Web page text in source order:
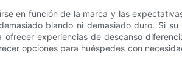
en función de la marca y las
blando ni demasiado duro. Si
experiencias de descanso
opciones para huéspedes con